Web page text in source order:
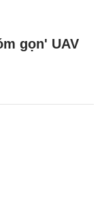
gọn' UAV